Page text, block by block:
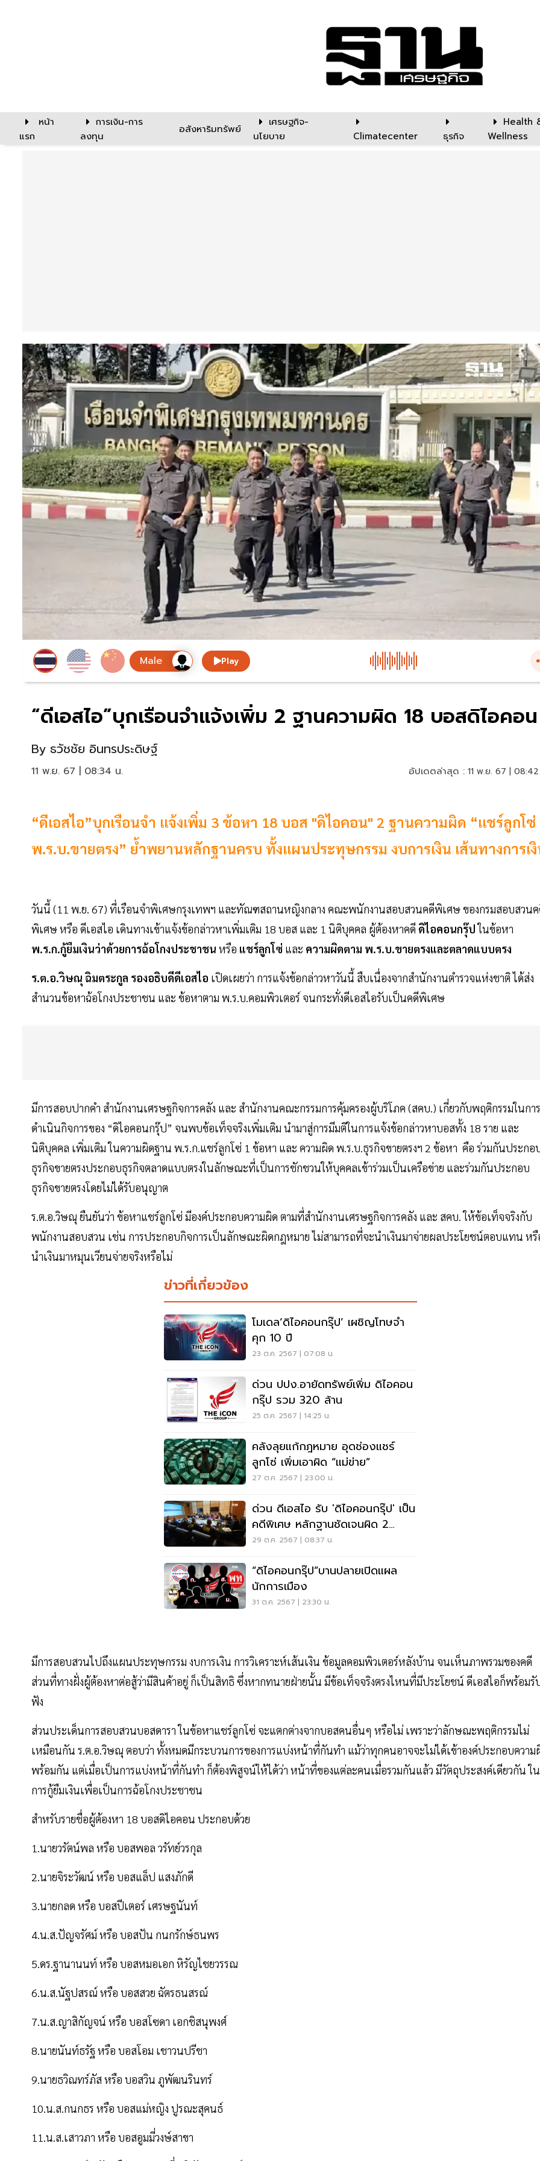
หน้า
แรก
การเงิน-การ
ลงทุน
อสังหาริมทรัพย์
เศรษฐกิจ-
นโยบาย
Climatecenter ธุรกิจ
Health
Wellness
Play
“ดีเอสไอ”บุกเรือนจำแจ้งเพิ่ม 2 ฐานความผิด 18 บอสดิไอคอน
By ธวัชชัย อินทรประดิษฐ์
11 พ.ย. 67 | 08:34 น. อัปเดตล่าสุด : 11 พ.ย. 67 |
“ดีเอสไอ”บุกเรือนจำ แจ้งเพิ่ม 3 ข้อหา 18 บอส "ดิไอคอน" 2 ฐานความผิด “แชร์ลูกโซ่
พ.ร.บ.ขายตรง” ย้ำพยานหลักฐานครบ ทั้งแผนประทุษกรรม งบการเงิน เส้นทางการเ
วันนี้ (11 พ.ย. 67) ที่เรือนจำพิเศษกรุงเทพฯ และทัณฑสถานหญิงกลาง คณะพนักงานสอบสวนคดีพิเศษ ของกรมสอบสวน
พิเศษ หรือ ดีเอสไอ เดินทางเข้าแจ้งข้อกล่าวหาเพิ่มเติม 18 บอส และ 1 นิติบุคคล ผู้ต้องหาคดี ดิไอคอนกรุ๊ปในข้อหา
พ.ร.ก.กู้ยืมเงินว่าด้วยการฉ้อโกงประชาชน หรือ แชร์ลูกโซ่ และ ความผิดตาม พ.ร.บ.ขายตรงและตลาดแบบตรง
ร.ต.อ.วิษณุ ฉิมตระกูล รองอธิบดีดีเอสไอ เปิดเผยว่า การแจ้งข้อกล่าวหาวันนี้ สืบเนื่องจากสำนักงานตำรวจแห่งชาติ ได้ส่ง
สำนวนข้อหาฉ้อโกงประชาชน และ ข้อหาตาม พ.ร.บ.คอมพิวเตอร์ จนกระทั่งดีเอสไอรับเป็นคดีพิเศษ
มีการสอบปากคำ สำนักงานเศรษฐกิจการคลัง และ สำนักงานคณะกรรมการคุ้มครองผู้บริโภค (สคบ.) เกี่ยวกับพฤติกรรมในการ
ดำเนินกิจการของ “ดิไอคอนกรุ๊ป” จนพบข้อเท็จจริงเพิ่มเติม นำมาสู่การมีมติในการแจ้งข้อกล่าวหาบอสทั้ง 18 ราย และ
นิติบุคคล เพิ่มเติม ในความผิดฐาน พ.ร.ก.แชร์ลูกโซ่ 1 ข้อหา และ ความผิด พ.ร.บ.ธุรกิจขายตรงฯ 2 ข้อหา คือ ร่วมกันประกอ
ธุรกิจขายตรงประกอบธุรกิจตลาดแบบตรงในลักษณะที่เป็นการชักชวนให้บุคคลเข้าร่วมเป็นเครือข่าย และร่วมกันประกอบ
ธุรกิจขายตรงโดยไม่ได้รับอนุญาต
ร.ต.อ.วิษณุ ยืนยันว่า ข้อหาแชร์ลูกโซ่ มีองค์ประกอบความผิด ตามที่สำนักงานเศรษฐกิจการคลัง และ สคบ. ให้ข้อเท็จจริงกับ
พนักงานสอบสวน เช่น การประกอบกิจการเป็นลักษณะผิดกฎหมาย ไม่สามารถที่จะนำเงินมาจ่ายผลประโยชน์ตอบแทน หรื
นำเงินมาหมุนเวียนจ่ายจริงหรือไม่
ข่าวที่เกี่ยวข้อง
โมเดล‘ดิไอคอนกรุ๊ป’ เผชิญโทษจำ
คุก 10 ปี
23 ต.ค. 2567 | 07:08 น.
ด่วน ปปง.อายัดทรัพย์เพิ่ม ดิไอคอน
กรุ๊ป รวม 320 ล้าน
25 ต.ค. 2567 | 14:25 น.
คลังลุยแก้กฎหมาย อุดช่องแชร์
ลูกโซ่ เพิ่มเอาผิด “แม่ข่าย”
27 ต.ค. 2567 | 23:00 น.
ด่วน ดีเอสไอ รับ 'ดิไอคอนกรุ๊ป' เป็น
คดีพิเศษ หลักฐานชัดเจนผิด 2
ข้อหา
29 ต.ค. 2567 | 08:37 น.
“ดิไอคอนกรุ๊ป”บานปลายเปิดแผล
นักการเมือง
31 ต.ค. 2567 | 23:30 น.
มีการสอบสวนไปถึงแผนประทุษกรรม งบการเงิน การวิเคราะห์เส้นเงิน ข้อมูลคอมพิวเตอร์หลังบ้าน จนเห็นภาพรวมของคดี
ส่วนที่ทางฝั่งผู้ต้องหาต่อสู้ว่ามีสินค้าอยู่ ก็เป็นสิทธิ ซึ่งหากทนายฝ่ายนั้น มีข้อเท็จจริงตรงไหนที่มีประโยชน์ ดีเอสไอก็พร้อมรั
ฟัง
ส่วนประเด็นการสอบสวนบอสดารา ในข้อหาแชร์ลูกโซ่ จะแตกต่างจากบอสคนอื่นๆ หรือไม่ เพราะว่าลักษณะพฤติกรรมไม่
เหมือนกัน ร.ต.อ.วิษณุ ตอบว่า ทั้งหมดมีกระบวนการของการแบ่งหน้าที่กันทำ แม้ว่าทุกคนอาจจะไม่ได้เข้าองค์ประกอบความ
พร้อมกัน แต่เมื่อเป็นการแบ่งหน้าที่กันทำ ก็ต้องพิสูจน์ให้ได้ว่า หน้าที่ของแต่ละคนเมื่อรวมกันแล้ว มีวัตถุประสงค์เดียวกัน ใน
การกู้ยืมเงินเพื่อเป็นการฉ้อโกงประชาชน
สำหรับรายชื่อผู้ต้องหา 18 บอสดิไอคอน ประกอบด้วย
1.นายวรัตน์พล หรือ บอสพอล วรัทย์วรกุล
2.นายจิระวัฒน์ หรือ บอสแล็ป แสงภักดี
3.นายกลด หรือ บอสปีเตอร์ เศรษฐนันท์
4.น.ส.ปัญจรัศม์ หรือ บอสปัน กนกรักษ์ธนพร
5.ดร.ฐานานนท์ หรือ บอสหมอเอก หิรัญไชยวรรณ
6.น.ส.นัฐปสรณ์ หรือ บอสสวย ฉัตรธนสรณ์
7.น.ส.ญาสิกัญจน์ หรือ บอสโซดา เอกชิสนุพงศ์
8.นายนันท์ธรัฐ หรือ บอสโอม เชาวนปรีชา
9.นายธวิณทร์ภัส หรือ บอสวิน ภูพัฒนรินทร์
10.น.ส.กนกธร หรือ บอสแม่หญิง ปูรณะสุคนธ์
11.น.ส.เสาวภา หรือ บอสอูมมี่วงษ์สาขา